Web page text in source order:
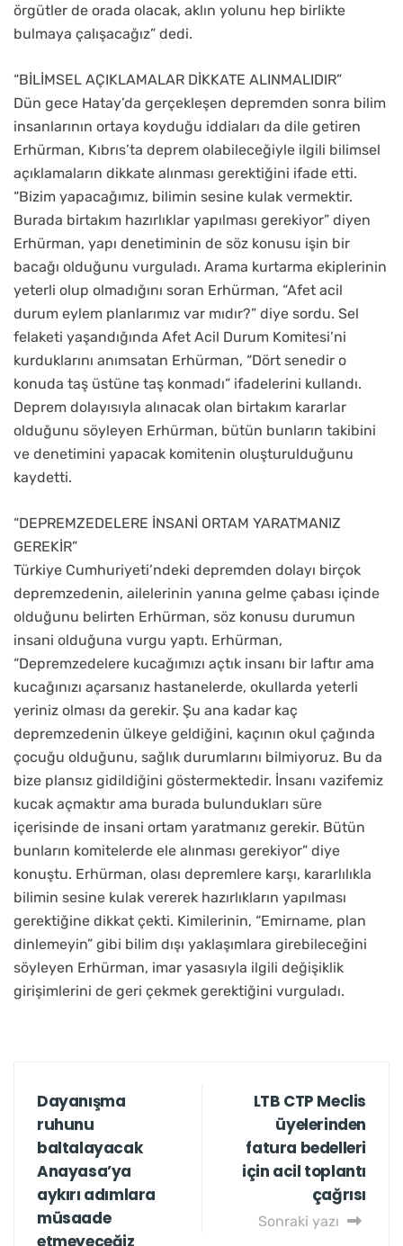
örgütler de orada olacak, aklın yolunu hep birlikte
bulmaya çalışacağız” dedi.
“BİLİMSEL AÇIKLAMALAR DİKKATE ALINMALIDIR”
Dün gece Hatay’da gerçekleşen depremden sonra bilim
insanlarının ortaya koyduğu iddiaları da dile getiren
Erhürman, Kıbrıs’ta deprem olabileceğiyle ilgili bilimsel
açıklamaların dikkate alınması gerektiğini ifade etti.
“Bizim yapacağımız, bilimin sesine kulak vermektir.
Burada birtakım hazırlıklar yapılması gerekiyor” diyen
Erhürman, yapı denetiminin de söz konusu işin bir
bacağı olduğunu vurguladı. Arama kurtarma ekiplerinin
yeterli olup olmadığını soran Erhürman, “Afet acil
durum eylem planlarımız var mıdır?” diye sordu. Sel
felaketi yaşandığında Afet Acil Durum Komitesi’ni
kurduklarını anımsatan Erhürman, “Dört senedir o
konuda taş üstüne taş konmadı” ifadelerini kullandı.
Deprem dolayısıyla alınacak olan birtakım kararlar
olduğunu söyleyen Erhürman, bütün bunların takibini
ve denetimini yapacak komitenin oluşturulduğunu
kaydetti.
“DEPREMZEDELERE İNSANİ ORTAM YARATMANIZ
GEREKİR”
Türkiye Cumhuriyeti’ndeki depremden dolayı birçok
depremzedenin, ailelerinin yanına gelme çabası içinde
olduğunu belirten Erhürman, söz konusu durumun
insani olduğuna vurgu yaptı. Erhürman,
“Depremzedelere kucağımızı açtık insanı bir laftır ama
kucağınızı açarsanız hastanelerde, okullarda yeterli
yeriniz olması da gerekir. Şu ana kadar kaç
depremzedenin ülkeye geldiğini, kaçının okul çağında
çocuğu olduğunu, sağlık durumlarını bilmiyoruz. Bu da
bize plansız gidildiğini göstermektedir. İnsanı vazifemiz
kucak açmaktır ama burada bulundukları süre
içerisinde de insani ortam yaratmanız gerekir. Bütün
bunların komitelerde ele alınması gerekiyor” diye
konuştu. Erhürman, olası depremlere karşı, kararlılıkla
bilimin sesine kulak vererek hazırlıkların yapılması
gerektiğine dikkat çekti. Kimilerinin, “Emirname, plan
dinlemeyin” gibi bilim dışı yaklaşımlara girebileceğini
söyleyen Erhürman, imar yasasıyla ilgili değişiklik
girişimlerini de geri çekmek gerektiğini vurguladı.
Dayanışma
ruhunu
baltalayacak
Anayasa’ya
aykırı adımlara
müsaade
etmeyeceğiz
LTB CTP Meclis
üyelerinden
fatura bedelleri
için acil toplantı
çağrısı
Sonraki yazı